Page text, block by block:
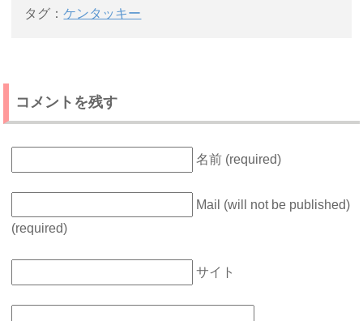
タグ：ケンタッキー
コメントを残す
名前 (required)
Mail (will not be published)
(required)
サイト